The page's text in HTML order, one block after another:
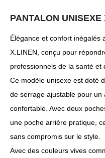
PANTALON UNISEXE
Élégance et confort inégalés
X.LINEN, conçu pour
professionnels de la santé et
Ce modèle unisexe est doté
de serrage ajustable pour
confortable. Avec deux
une poche arrière pratique,
sans compromis sur le style.
Avec des couleurs vives